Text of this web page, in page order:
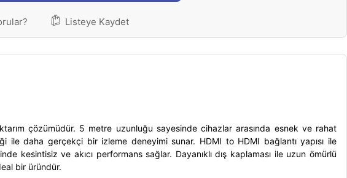
Listeye Kaydet
çözümüdür. 5 metre uzunluğu sayesinde cihazlar arasında esnek ve rahat
ile daha gerçekçi bir izleme deneyimi sunar. HDMI to HDMI bağlantı yapısı ile
kesintisiz ve akıcı performans sağlar. Dayanıklı dış kaplaması ile uzun ömürlü
bir üründür.